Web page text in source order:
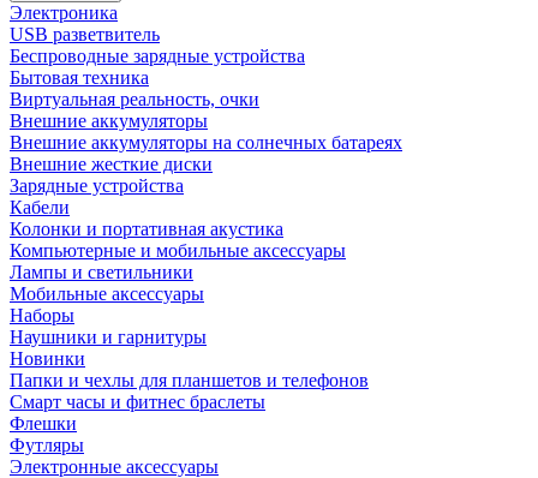
Электроника
USB разветвитель
Беспроводные зарядные устройства
Бытовая техника
Виртуальная реальность, очки
Внешние аккумуляторы
Внешние аккумуляторы на солнечных батареях
Внешние жесткие диски
Зарядные устройства
Кабели
Колонки и портативная акустика
Компьютерные и мобильные аксессуары
Лампы и светильники
Мобильные аксессуары
Наборы
Наушники и гарнитуры
Новинки
Папки и чехлы для планшетов и телефонов
Смарт часы и фитнес браслеты
Флешки
Футляры
Электронные аксессуары